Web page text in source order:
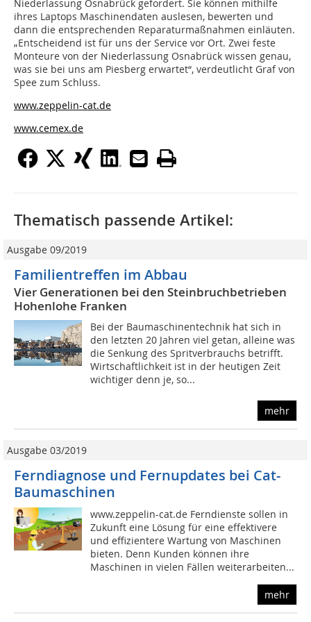
Niederlassung Osnabrück gefordert. Sie können mithilfe
ihres Laptops Maschinendaten auslesen, bewerten und
dann die entsprechenden Reparaturmaßnahmen einläuten.
„Entscheidend ist für uns der Service vor Ort. Zwei feste
Monteure von der Niederlassung Osnabrück wissen genau,
was sie bei uns am Piesberg erwartet“, verdeutlicht Graf von
Spee zum Schluss.
www.zeppelin-cat.de
www.cemex.de
Thematisch passende Artikel:
Ausgabe 09/2019
Familientreffen im Abbau
Vier Generationen bei den Steinbruchbetrieben
Hohenlohe Franken
Bei der Baumaschinentechnik hat sich in
den letzten 20 Jahren viel getan, alleine was
die Senkung des Spritverbrauchs betrifft.
Wirtschaftlichkeit ist in der heutigen Zeit
wichtiger denn je, so...
mehr
Ausgabe 03/2019
Ferndiagnose und Fernupdates bei Cat-
Baumaschinen
www.zeppelin-cat.de Ferndienste sollen in
Zukunft eine Lösung für eine effektivere
und effizientere Wartung von Maschinen
bieten. Denn Kunden können ihre
Maschinen in vielen Fällen weiterarbeiten...
mehr